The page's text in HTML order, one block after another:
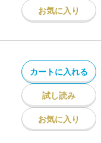
お気に入り
カートに入れる
試し読み
お気に入り